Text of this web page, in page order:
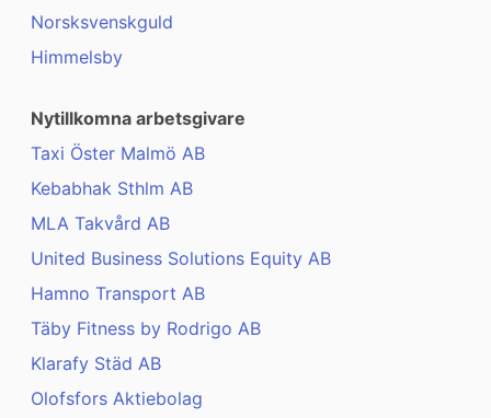
Norsksvenskguld
Himmelsby
Nytillkomna arbetsgivare
Taxi Öster Malmö AB
Kebabhak Sthlm AB
MLA Takvård AB
United Business Solutions Equity AB
Hamno Transport AB
Täby Fitness by Rodrigo AB
Klarafy Städ AB
Olofsfors Aktiebolag